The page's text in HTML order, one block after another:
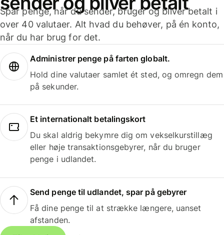
Spar penge, når du sender, bruger og bliver betalt i
over 40 valutaer. Alt hvad du behøver, på én konto,
når du har brug for det.
Administrer penge på farten globalt.
Hold dine valutaer samlet ét sted, og omregn dem
på sekunder.
Et internationalt betalingskort
Du skal aldrig bekymre dig om vekselkurstillæg
eller høje transaktionsgebyrer, når du bruger
penge i udlandet.
Send penge til udlandet, spar på gebyrer
Få dine penge til at strække længere, uanset
afstanden.